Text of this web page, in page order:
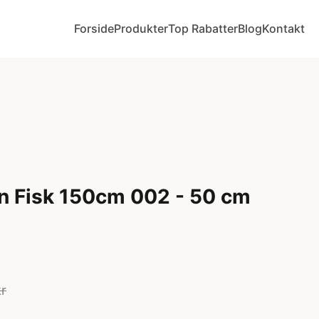
ForsideProdukterTop RabatterBlogKontakt
Fisk 150cm 002 - 50 cm